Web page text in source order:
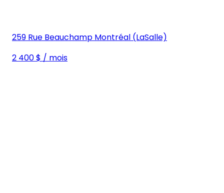
259 Rue Beauchamp Montréal (LaSalle)
2 400 $ / mois